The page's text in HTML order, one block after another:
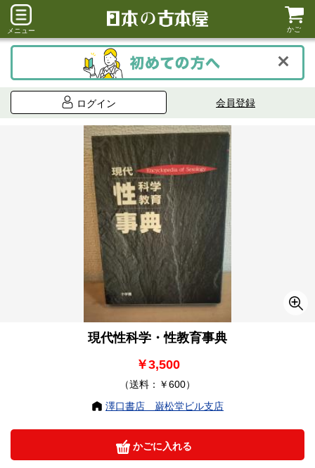
メニュー かご
ログイン 会員登録
現代性科学・性教育事典
￥3,500
（送料：￥600）
澤口書店 巌松堂ビル支店
かごに入れる